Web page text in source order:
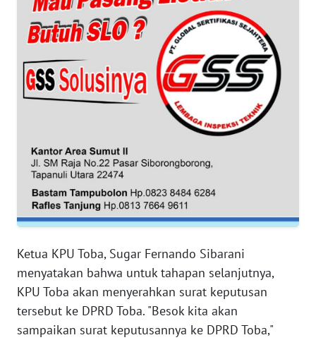
Ketua KPU Toba, Sugar Fernando Sibarani
menyatakan bahwa untuk tahapan selanjutnya,
KPU Toba akan menyerahkan surat keputusan
tersebut ke DPRD Toba. "Besok kita akan
sampaikan surat keputusannya ke DPRD Toba,"
WN
PAPUA
WN
RIAU
SERAMBI
WN
JAMBI
SULTRA
WN
NTB